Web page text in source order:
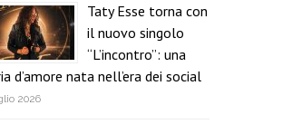
Taty Esse torna con
il nuovo singolo
“L’incontro”: una
d’amore nata nell’era dei social
2026